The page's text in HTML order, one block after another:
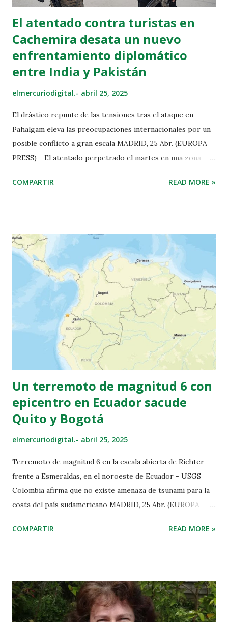
El atentado contra turistas en
Cachemira desata un nuevo
enfrentamiento diplomático
entre India y Pakistán
elmercuriodigital.- abril 25, 2025
El drástico repunte de las tensiones tras el ataque en
Pahalgam eleva las preocupaciones internacionales por un
posible conflicto a gran escala MADRID, 25 Abr. (EUROPA
PRESS) - El atentado perpetrado el martes en una zona
administración india, que se saldó con la muerte de al
entre las dos potencias nucleares. El ataque fue ejecutado
por milicianos del Frente de Resistencia, una organización
creada en 2019 y vinculada al grupo armado islamista
Lashkar-e-Taiba (LeT), contra personas que realizaban
turismo en Pahalgam, un destino popular en la Cachemira
india, matando a 25 indios y un nepalí. La Policía de Jammu y
Cachemira publicó el jueves retratos robot de los tres
responsables del ataque, dos de los cuales serían
paquistaníes, mientras que el otro es ...
COMPARTIR READ MORE »
Un terremoto de magnitud 6 con
epicentro en Ecuador sacude
Quito y Bogotá
elmercuriodigital.- abril 25, 2025
Terremoto de magnitud 6 en la escala abierta de Richter
frente a Esmeraldas, en el noroeste de Ecuador - USGS
Colombia afirma que no existe amenaza de tsunami para la
costa del país sudamericano MADRID, 25 Abr. (EUROPA
de Richter ha sacudido este viernes el noroeste de
sobre víctimas. El Instituto Geofísico de Ecuador ha
indicado en su página web que el epicentro del seísmo ha
estado situado frente a la costa del país, a unos nueve
COMPARTIR READ MORE »